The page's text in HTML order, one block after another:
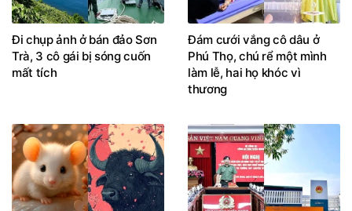
Đi chụp ảnh ở bán đảo Sơn
Trà, 3 cô gái bị sóng cuốn
mất tích
Đám cưới vắng cô dâu ở
Phú Thọ, chú rể một mình
làm lễ, hai họ khóc vì
thương